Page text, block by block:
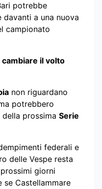
potrebbe
a una nuova
campionato
il volto
non riguardano
potrebbero
della prossima Serie
federali e
delle Vespe resta
giorni
se Castellammare